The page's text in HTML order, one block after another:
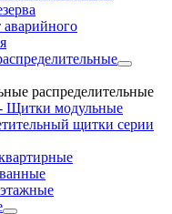
распределительные
модульные
щитки серии